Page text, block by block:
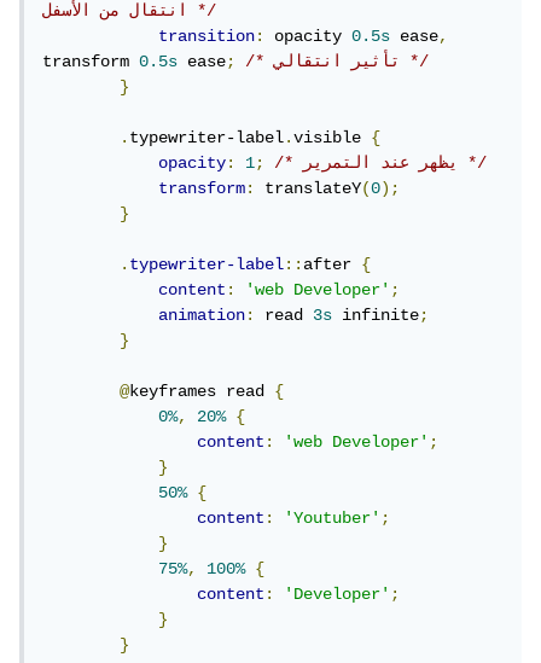
انتقال من الأسفل */
transition: opacity 0.5s ease,
transform 0.5s ease;
/* تأثير انتقالي */
}
.typewriter-label.visible {
opacity: 1;
/* يظهر عند التمرير */
transform: translateY(0);
}
.typewriter-label::after {
content: 'web Developer';
animation: read 3s infinite;
}
@keyframes read {
0%, 20%
{
content: 'web Developer';
}
50%
{
content: 'Youtuber';
}
75%, 100%
{
content: 'Developer';
}
}